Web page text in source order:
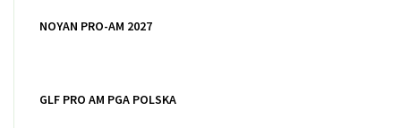
NOYAN PRO-AM 2027
GLF PRO AM PGA POLSKA